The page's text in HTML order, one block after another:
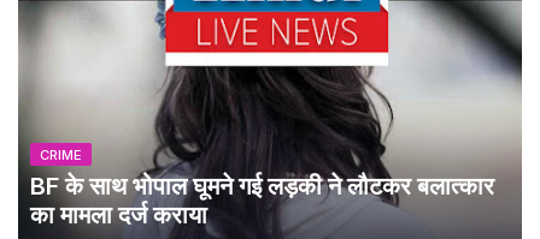
CRIME
BF के साथ भोपाल घूमने गई लड़की ने लौटकर बलात्कार
का मामला दर्ज कराया